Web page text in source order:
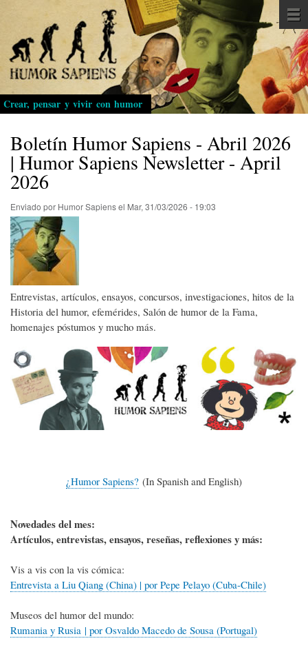
Pasar
al
contenido
principal
Crear, pensar y vivir con humor
Boletín Humor Sapiens - Abril 2026
| Humor Sapiens Newsletter - April
2026
Enviado por Humor Sapiensel Mar, 31/03/2026 - 19:03
Entrevistas, artículos, ensayos, concursos, investigaciones, hitos de la
Historia del humor, efemérides, Salón de humor de la Fama,
homenajes póstumos y mucho más.
¿Humor Sapiens? (In Spanish and English)
Novedades del mes:
Artículos, entrevistas, ensayos, reseñas, reflexiones y más:
Vis a vis con la vis cómica:
Entrevista a Liu Qiang (China) | por Pepe Pelayo (Cuba-Chile)
Museos del humor del mundo:
Rumania y Rusia | por Osvaldo Macedo de Sousa (Portugal)